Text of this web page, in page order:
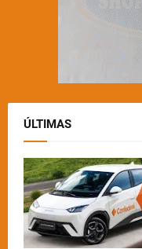
ÚLTIMAS